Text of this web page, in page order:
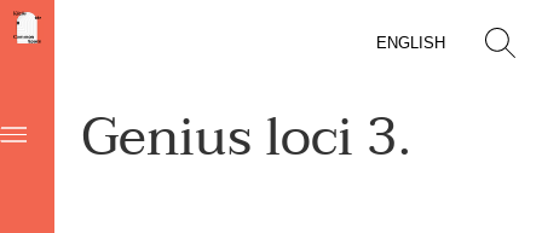
ENGLISH
Genius loci 3.